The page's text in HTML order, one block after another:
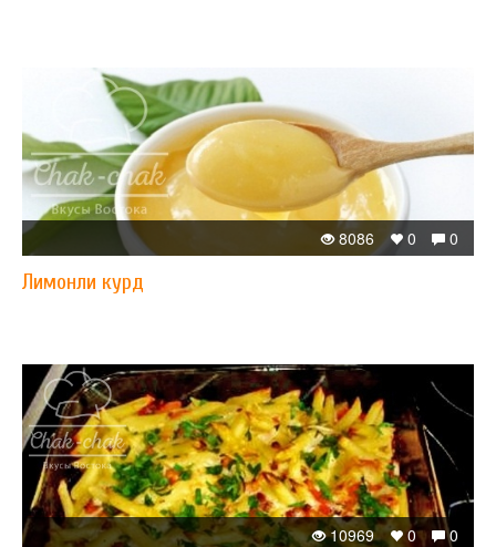
0
0
8086
Лимонли курд
0
0
10969